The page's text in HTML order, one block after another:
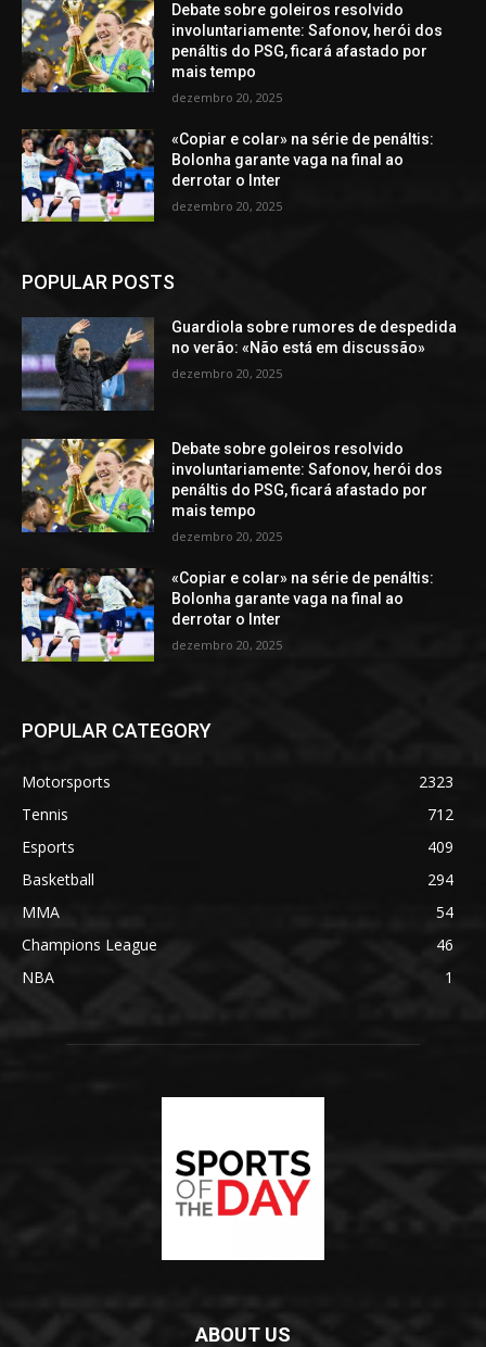
Debate sobre goleiros resolvido
involuntariamente: Safonov, herói dos
penáltis do PSG, ficará afastado por
mais tempo
dezembro 20, 2025
«Copiar e colar» na série de penáltis:
Bolonha garante vaga na final ao
derrotar o Inter
dezembro 20, 2025
POPULAR POSTS
Guardiola sobre rumores de despedida
no verão: «Não está em discussão»
dezembro 20, 2025
Debate sobre goleiros resolvido
involuntariamente: Safonov, herói dos
penáltis do PSG, ficará afastado por
mais tempo
dezembro 20, 2025
«Copiar e colar» na série de penáltis:
Bolonha garante vaga na final ao
derrotar o Inter
dezembro 20, 2025
POPULAR CATEGORY
Motorsports
2323
Tennis
712
Esports
409
Basketball
294
MMA
54
Champions League
46
NBA
1
ABOUT US